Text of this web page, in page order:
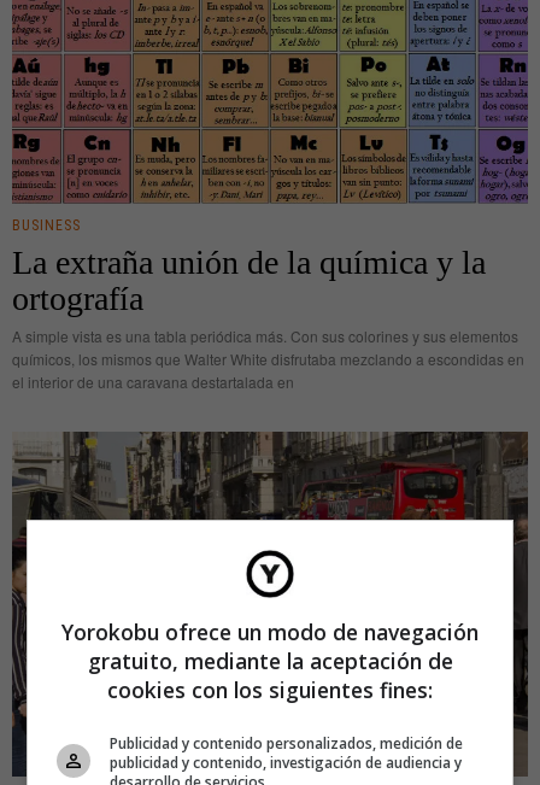
BUSINESS
La extraña unión de la química y la
ortografía
A simple vista es una tabla periódica más. Con sus colorines y sus elementos
químicos, los mismos que Walter White disfrutaba mezclando a escondidas en
el interior de una caravana destartalada en
Yorokobu ofrece un modo de navegación
gratuito, mediante la aceptación de
cookies con los siguientes fines:
Publicidad y contenido personalizados, medición de
publicidad y contenido, investigación de audiencia y